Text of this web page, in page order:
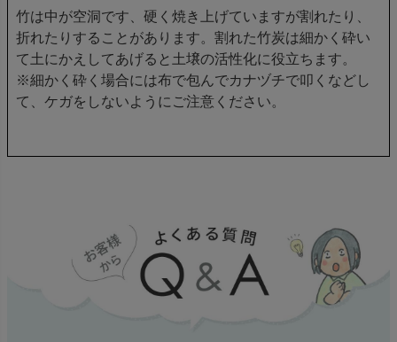
竹は中が空洞です、硬く焼き上げていますが割れたり、
折れたりすることがあります。割れた竹炭は細かく砕い
て土にかえしてあげると土壌の活性化に役立ちます。
※細かく砕く場合には布で包んでカナヅチで叩くなどし
て、ケガをしないようにご注意ください。